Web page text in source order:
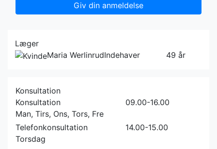
Giv din anmeldelse
Læger
Maria WerlinrudIndehaver 49 år
Konsultation
Konsultation
09.00-16.00
Man, Tirs, Ons, Tors, Fre
Telefonkonsultation
14.00-15.00
Torsdag